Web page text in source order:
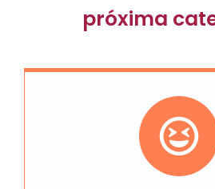
próxima